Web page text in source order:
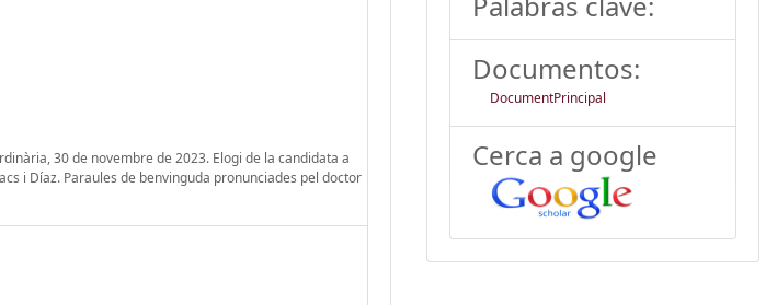
30 de novembre de 2023. Elogi de la candidata a
i Díaz. Paraules de benvinguda pronunciades pel doctor
Documentos:
DocumentPrincipal
Cerca a google